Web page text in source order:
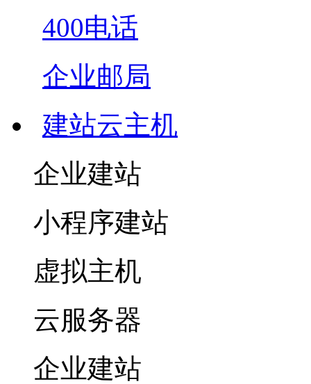
400电话
企业邮局
建站云主机
企业建站
小程序建站
虚拟主机
云服务器
企业建站